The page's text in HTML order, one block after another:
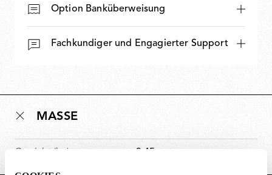
Option Banküberweisung
Fachkundiger und Engagierter Support
MASSE